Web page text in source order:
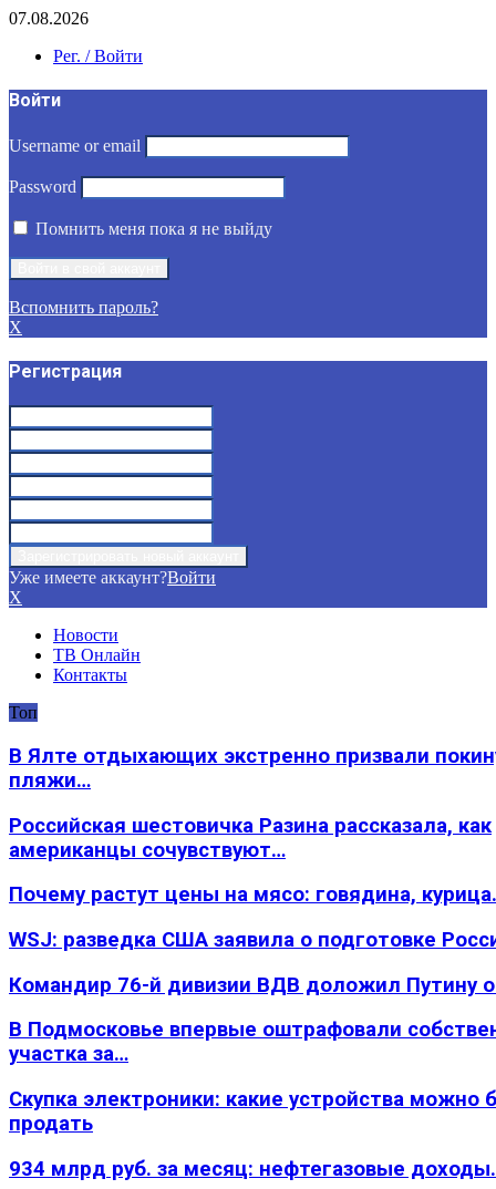
07.08.2026
Рег. / Войти
Войти
Username or email
Password
Помнить меня пока я не выйду
Вспомнить пароль?
X
Регистрация
Уже имеете аккаунт?Войти
X
Новости
ТВ Онлайн
Контакты
Топ
В Ялте отдыхающих экстренно призвали
пляжи…
Российская шестовичка Разина рассказала, как
американцы сочувствуют…
Почему растут цены на мясо: говядина,
WSJ: разведка США заявила о подготовке
Командир 76-й дивизии ВДВ доложил Путину
В Подмосковье впервые оштрафовали
участка за…
Скупка электроники: какие устройства можно
продать
934 млрд руб. за месяц: нефтегазовые